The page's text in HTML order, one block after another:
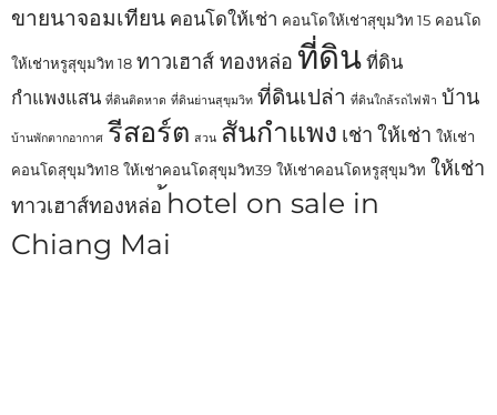
ขายนาจอมเทียน คอนโดให้เช่า คอนโดให้เช่าสุขุมวิท 15 คอนโด
ให้เช่าหรูสุขุมวิท 18 ทาวเฮาส์ ทองหล่อ ที่ดิน ที่ดิน
กำแพงแสน ที่ดินติดหาด ที่ดินย่านสุขุมวิท ที่ดินเปล่า ที่ดินใกล้รถไฟฟ้า บ้าน
บ้านพักตากอากาศ รีสอร์ต สวน สันกำแพง เช่า ให้เช่า ให้เช่า
คอนโดสุขุมวิท18 ให้เช่าคอนโดสุขุมวิท39 ให้เช่าคอนโดหรูสุขุมวิท ให้เช่า
ทาวเฮาส์ทองหล่อ ้hotel on sale in
Chiang Mai